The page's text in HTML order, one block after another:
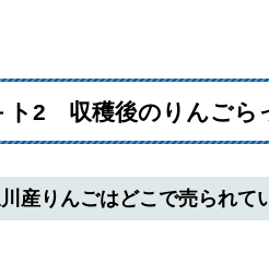
ト2 収穫後のりんごら
産りんごはどこで売られて